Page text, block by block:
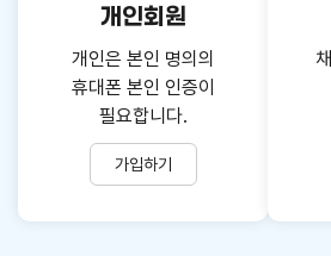
개인회원
개인은 본인 명의의
휴대폰 본인 인증이
필요합니다.
가입하기